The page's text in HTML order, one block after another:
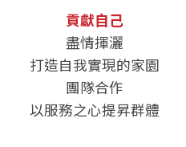
貢獻自己
盡情揮灑
打造自我實現的家園
團隊合作
以服務之心提昇群體